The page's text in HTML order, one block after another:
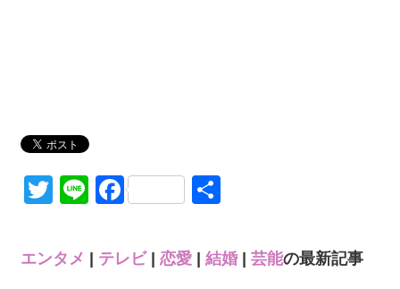
Twitter
LineFacebook
エンタメ テレビ| 恋愛| 結婚| 芸能の最新記事